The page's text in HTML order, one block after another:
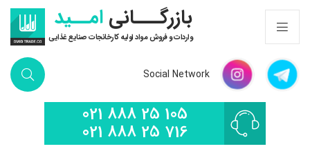
بازرگـــانی امــید
واردات و فروش مواد اولیه کارخانجات صنایع غذایی
Social Network
021 888 25 105
021 888 25 716